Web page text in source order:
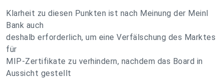
Klarheit zu diesen Punkten ist nach Meinung der Meinl
Bank auch
deshalb erforderlich, um eine Verfälschung des Marktes
für
MIP-Zertifikate zu verhindern, nachdem das Board in
Aussicht gestellt